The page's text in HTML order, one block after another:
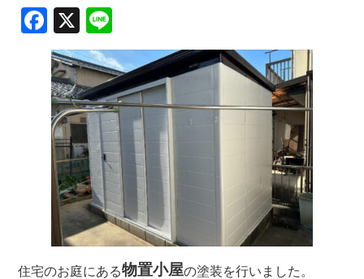
F
a
c
e
b
o
o
k
X
n
e
住宅のお庭にある物置小屋の塗装を行いました。